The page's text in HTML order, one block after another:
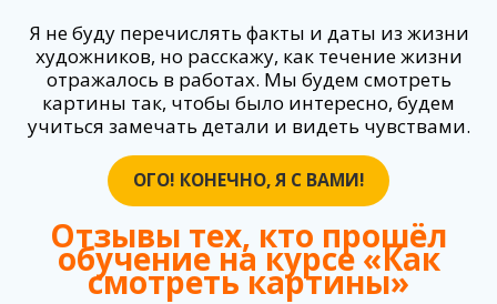
Я не буду перечислять факты и даты из жизни
художников, но расскажу, как течение жизни
отражалось в работах. Мы будем смотреть
картины так, чтобы было интересно, будем
учиться замечать детали и видеть чувствами.
ОГО! КОНЕЧНО, Я С ВАМИ!
Отзывы тех, кто прошёл
обучение на курсе «Как
смотреть картины»